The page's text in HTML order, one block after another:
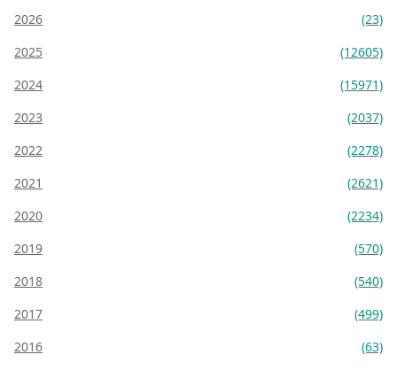
2026
(23)
2025
(12605)
2024
(15971)
2023
(2037)
2022
(2278)
2021
(2621)
2020
(2234)
2019
(570)
2018
(540)
2017
(499)
2016
(63)